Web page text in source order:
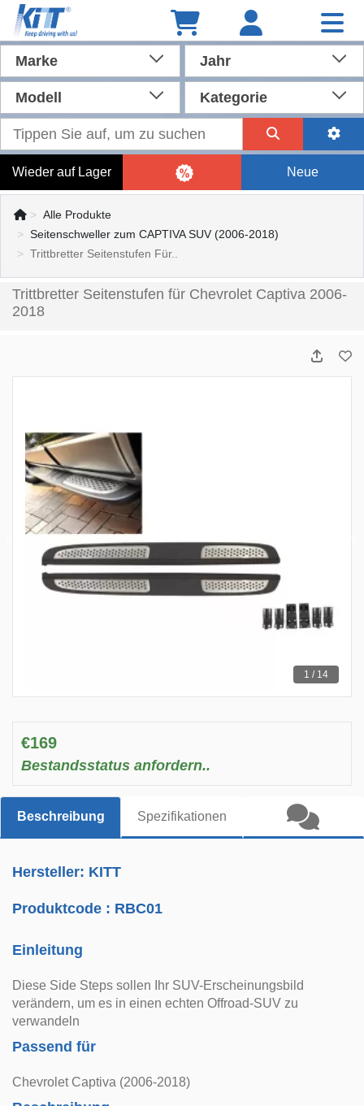
Marke Jahr
Modell Kategorie
Wieder auf Lager Neue
Alle Produkte
Seitenschweller zum CAPTIVA SUV (2006-2018)
Trittbretter Seitenstufen Für..
Trittbretter Seitenstufen für Chevrolet Captiva 2006-
2018
1 / 14
€169
Bestandsstatus anfordern..
Beschreibung Spezifikationen
Hersteller: KITT
Produktcode : RBC01
Einleitung
Diese Side Steps sollen Ihr SUV-Erscheinungsbild
verändern, um es in einen echten Offroad-SUV zu
verwandeln
Passend für
Chevrolet Captiva (2006-2018)